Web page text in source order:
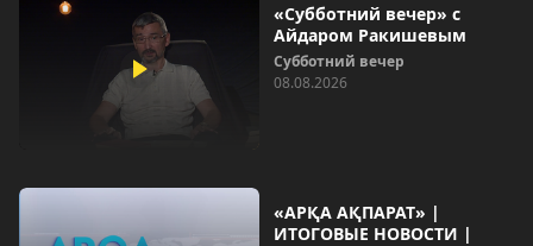
«Субботний вечер» с
Айдаром Ракишевым
Субботний вечер
08.08.2026
«АРҚА АҚПАРАТ» |
ИТОГОВЫЕ НОВОСТИ |